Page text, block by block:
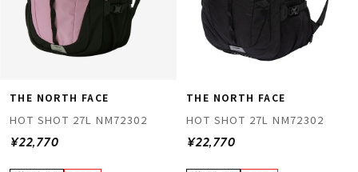
THE NORTH FACE
HOT SHOT 27L NM72302
¥22,770
THE NORTH FACE
HOT SHOT 27L NM72302
¥22,770